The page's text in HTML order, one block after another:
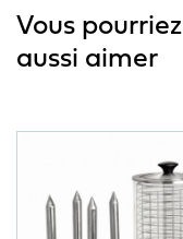
Vous pourriez
aussi aimer